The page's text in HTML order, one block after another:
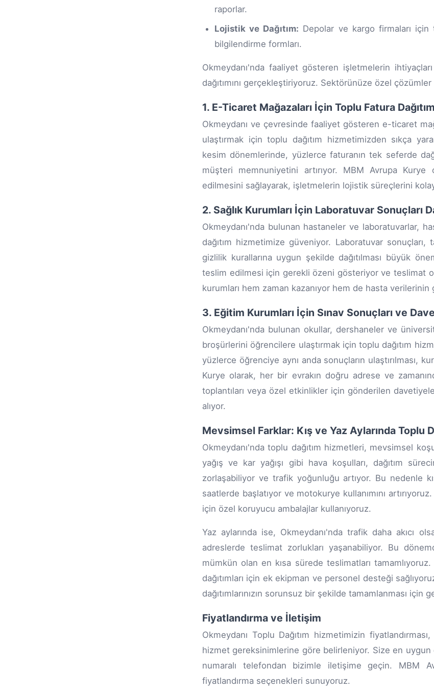
raporlar.
Lojistik ve Dağıtım: Depolar ve kargo firmaları
bilgilendirme formları.
Okmeydanı'nda faaliyet gösteren işletmelerin
dağıtımını gerçekleştiriyoruz. Sektörünüze özel
1. E-Ticaret Mağazaları İçin Toplu Fatura
Okmeydanı ve çevresinde faaliyet gösteren e-ticaret
ulaştırmak için toplu dağıtım hizmetimizden sıkça
kesim dönemlerinde, yüzlerce faturanın tek seferde
müşteri memnuniyetini artırıyor. MBM Avrupa
edilmesini sağlayarak, işletmelerin lojistik süreçlerini
2. Sağlık Kurumları İçin Laboratuvar Sonuçları
Okmeydanı'nda bulunan hastaneler ve laboratuvarlar,
dağıtım hizmetimize güveniyor. Laboratuvar
gizlilik kurallarına uygun şekilde dağıtılması büyük
teslim edilmesi için gerekli özeni gösteriyor ve teslimat
kurumları hem zaman kazanıyor hem de hasta verilerinin
3. Eğitim Kurumları İçin Sınav Sonuçları ve
Okmeydanı'nda bulunan okullar, dershaneler ve
broşürlerini öğrencilere ulaştırmak için toplu dağıtım
yüzlerce öğrenciye aynı anda sonuçların ulaştırılması,
Kurye olarak, her bir evrakın doğru adrese ve
toplantıları veya özel etkinlikler için gönderilen
alıyor.
Mevsimsel Farklar: Kış ve Yaz Aylarında Toplu
Okmeydanı'nda toplu dağıtım hizmetleri, mevsimsel
yağış ve kar yağışı gibi hava koşulları, dağıtım
zorlaşabiliyor ve trafik yoğunluğu artıyor. Bu nedenle
saatlerde başlatıyor ve motokurye kullanımını
için özel koruyucu ambalajlar kullanıyoruz.
Yaz aylarında ise, Okmeydanı'nda trafik daha akıcı
adreslerde teslimat zorlukları yaşanabiliyor. Bu
mümkün olan en kısa sürede teslimatları
dağıtımları için ek ekipman ve personel desteği
dağıtımlarınızın sorunsuz bir şekilde tamamlanması için
Fiyatlandırma ve İletişim
Okmeydanı Toplu Dağıtım hizmetimizin
hizmet gereksinimlerine göre belirleniyor. Size en
numaralı telefondan bizimle iletişime geçin. MBM
fiyatlandırma seçenekleri sunuyoruz.